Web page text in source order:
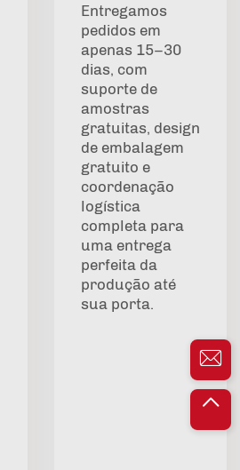
Entregamos
pedidos em
apenas 15–30
dias, com
suporte de
amostras
gratuitas, design
de embalagem
gratuito e
coordenação
logística
completa para
uma entrega
perfeita da
produção até
sua porta.